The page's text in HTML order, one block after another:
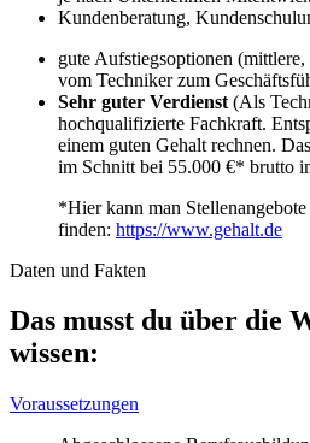
Kundenberatung,
gute Aufstiegsoptionen (mittlere,
vom Techniker zum
Sehr guter Verdienst (Als
hochqualifizierte Fachkraft.
einem guten Gehalt rechnen.
im Schnitt bei 55.000 €* brutto
*Hier kann man
finden: https://www.gehalt.de
Daten und Fakten
Das musst du über die
wissen:
Voraussetzungen